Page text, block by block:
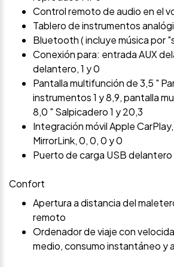
Control remoto de audio en el
Tablero de instrumentos
Bluetooth ( incluye música por
Conexión para: entrada AUX
delantero, 1 y 0
Pantalla multifunción de 3,5 "
instrumentos 1 y 8,9, pantalla
8,0 " Salpicadero 1 y 20,3
Integración móvil Apple
MirrorLink, 0, 0, 0 y 0
Puerto de carga USB delantero
Confort
Apertura a distancia del
remoto
Ordenador de viaje con
medio, consumo instantáneo y